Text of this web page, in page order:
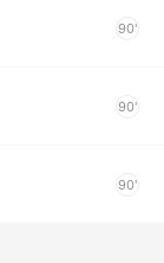
90'
90'
90'